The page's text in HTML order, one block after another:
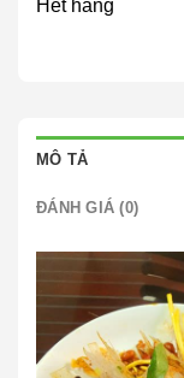
Hết hàng
MÔ TẢ
ĐÁNH GIÁ (0)